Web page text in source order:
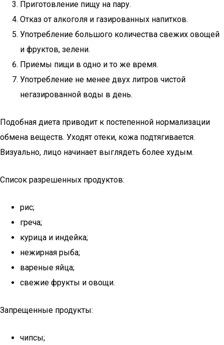
Приготовление пищу на пару.
Отказ от алкоголя и газированных напитков.
Употребление большого количества свежих овощей
и фруктов, зелени.
Приемы пищи в одно и то же время.
Употребление не менее двух литров чистой
негазированной воды в день.
Подобная диета приводит к постепенной нормализации
обмена веществ. Уходят отеки, кожа подтягивается.
Визуально, лицо начинает выглядеть более худым.
Список разрешенных продуктов:
рис;
греча;
курица и индейка;
нежирная рыба;
вареные яйца;
свежие фрукты и овощи.
Запрещенные продукты:
чипсы;